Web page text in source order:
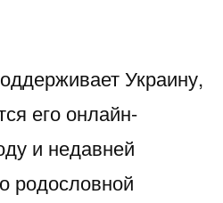
Украину,
его онлайн-
и недавней
родословной